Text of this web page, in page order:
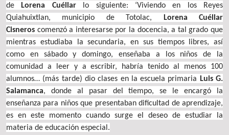
de Lorena Cuéllarlo siguiente: ‘Viviendo en los Reyes
Quiahuixtlan, municipio de Totolac,
Lorena Cuéllar
Cisneros comenzó a interesarse por la docencia, a tal grado que
mientras estudiaba la secundaria, en sus tiempos libres, así
como en sábado y domingo, enseñaba a los niños de la
comunidad a leer y a escribir, habría tenido al menos 100
alumnos… (más tarde) dio clases en la escuela primaria
Luis G.
Salamanca, donde al pasar del tiempo, se le encargó la
enseñanza para niños que presentaban dificultad de aprendizaje,
es en este momento cuando surge el deseo de estudiar la
materia de educación especial.